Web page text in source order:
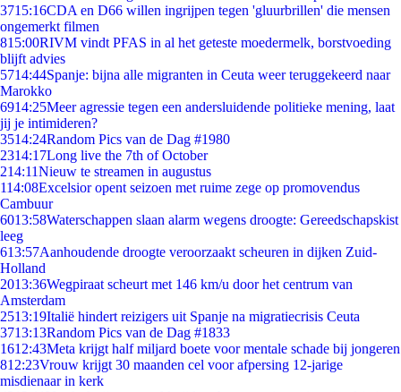
3715:16CDA en D66 willen ingrijpen tegen 'gluurbrillen' die mensen
ongemerkt filmen
815:00RIVM vindt PFAS in al het geteste moedermelk, borstvoeding
blijft advies
5714:44Spanje: bijna alle migranten in Ceuta weer teruggekeerd naar
Marokko
6914:25Meer agressie tegen een andersluidende politieke mening, laat
jij je intimideren?
3514:24Random Pics van de Dag #1980
2314:17Long live the 7th of October
214:11Nieuw te streamen in augustus
114:08Excelsior opent seizoen met ruime zege op promovendus
Cambuur
6013:58Waterschappen slaan alarm wegens droogte: Gereedschapskist
leeg
613:57Aanhoudende droogte veroorzaakt scheuren in dijken Zuid-
Holland
2013:36Wegpiraat scheurt met 146 km/u door het centrum van
Amsterdam
2513:19Italië hindert reizigers uit Spanje na migratiecrisis Ceuta
3713:13Random Pics van de Dag #1833
1612:43Meta krijgt half miljard boete voor mentale schade bij jongeren
812:23Vrouw krijgt 30 maanden cel voor afpersing 12-jarige
misdienaar in kerk